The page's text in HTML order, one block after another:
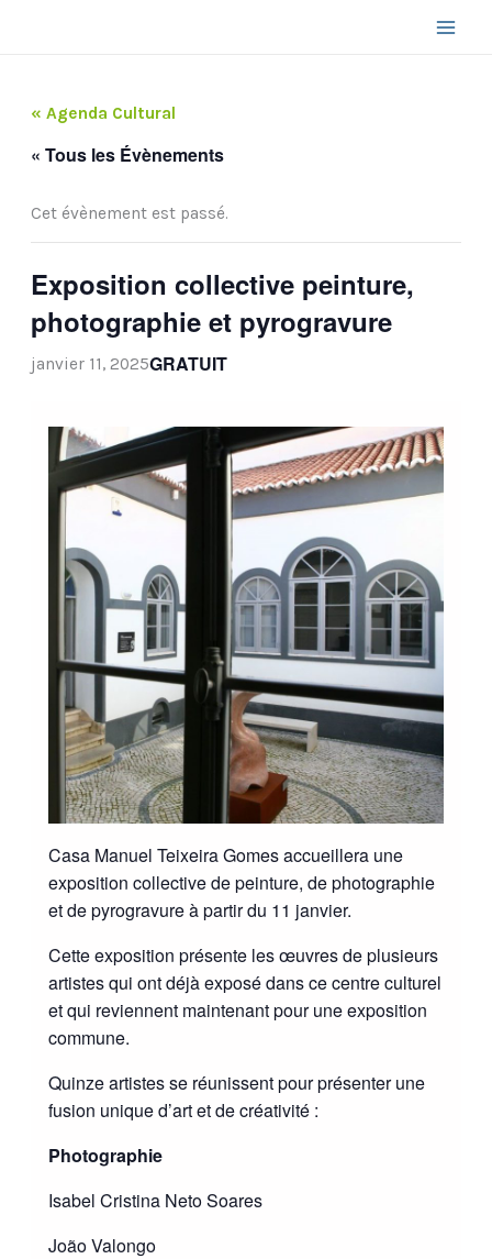
« Agenda Cultural
« Tous les Évènements
Cet évènement est passé.
Exposition collective peinture,
photographie et pyrogravure
janvier 11, 2025GRATUIT
Casa Manuel Teixeira Gomes accueillera une
exposition collective de peinture, de photographie
et de pyrogravure à partir du 11 janvier.
Cette exposition présente les œuvres de plusieurs
artistes qui ont déjà exposé dans ce centre culturel
et qui reviennent maintenant pour une exposition
commune.
Quinze artistes se réunissent pour présenter une
fusion unique d’art et de créativité :
Photographie
Isabel Cristina Neto Soares
João Valongo